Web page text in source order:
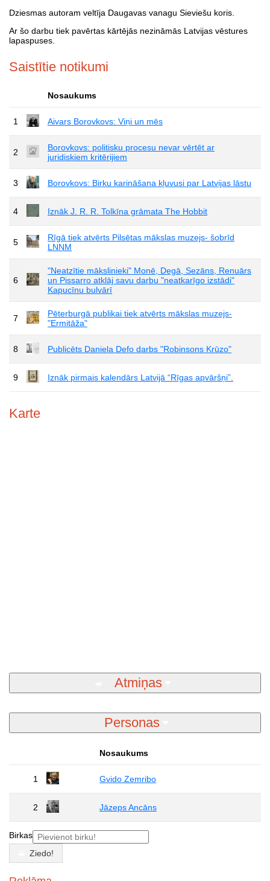
Dziesmas autoram veltīja Daugavas vanagu Sieviešu koris.
Ar šo darbu tiek pavērtas kārtējās nezināmās Latvijas vēstures
lapaspuses.
Saistītie notikumi
Nosaukums
1 Aivars Borovkovs: Viņi un mēs
2
Borovkovs: politisku procesu nevar vērtēt ar
juridiskiem kritērijiem
3 Borovkovs: Birku karināšana kļuvusi par Latvijas lāstu
4 Iznāk J. R. R. Tolkīna grāmata The Hobbit
5
Rīgā tiek atvērts Pilsētas mākslas muzejs- šobrīd
LNNM
6
"Neatzītie mākslinieki" Monē, Degā, Sezāns, Renuārs
un Pissarro atklāj savu darbu "neatkarīgo izstādi"
Kapucīnu bulvārī
7
Pēterburgā publikai tiek atvērts mākslas muzejs-
"Ermitāža"
8 Publicēts Daniela Defo darbs "Robinsons Krūzo"
9 Iznāk pirmais kalendārs Latvijā “Rīgas apvāršņi”.
Karte
Atmiņas
Personas
Nosaukums
1 Gvido Zemribo
2 Jāzeps Ancāns
Birkas
Ziedo!